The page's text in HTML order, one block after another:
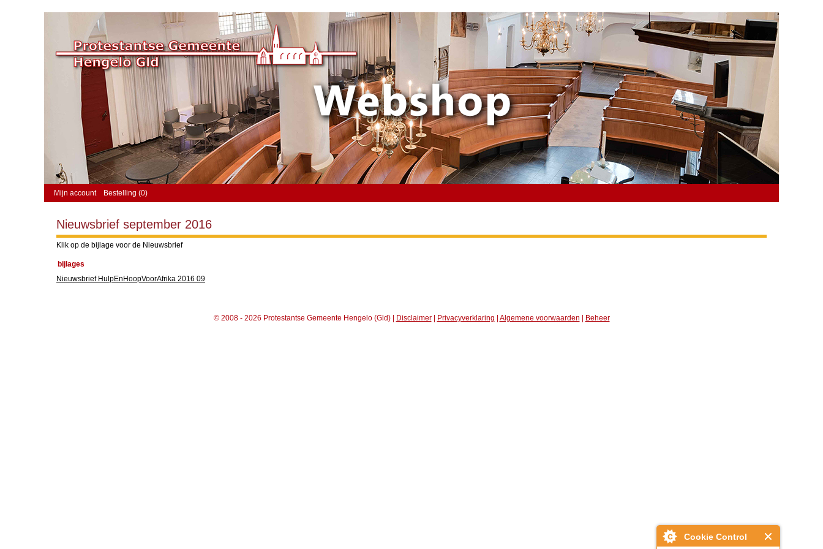
Cookie Control
Mijn account Bestelling (0)
Nieuwsbrief september 2016
Klik op de bijlage voor de Nieuwsbrief
bijlages
Nieuwsbrief HulpEnHoopVoorAfrika 2016 09
© 2008 - 2026 Protestantse Gemeente Hengelo (Gld) | Disclaimer| Privacyverklaring Algemene voorwaarden Beheer